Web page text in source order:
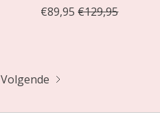
€89,95 €129,95
Volgende